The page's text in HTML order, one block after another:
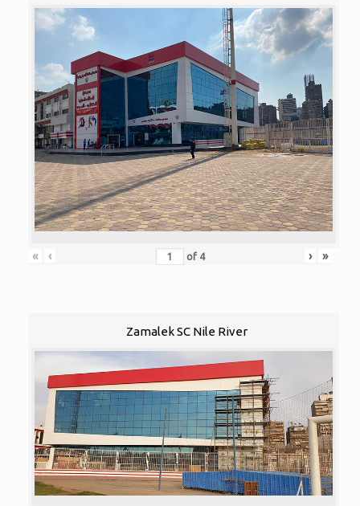
« ‹ of 4 › »
Zamalek SC Nile River